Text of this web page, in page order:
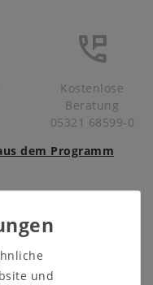
Kostenlose
Beratung
05321 68599-0
dem Programm
und